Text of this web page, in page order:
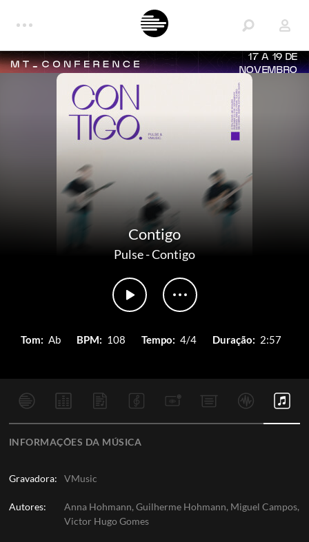
17 A 19 DE
NOVEMBRO
Contigo
Pulse-Contigo
Tom: Ab BPM: 108 Tempo: 4/4 Duração: 2:57
INFORMAÇÕES DA MÚSICA
Gravadora: VMusic
Autores:
Anna Hohmann, Guilherme Hohmann, Miguel Campos,
Victor Hugo Gomes